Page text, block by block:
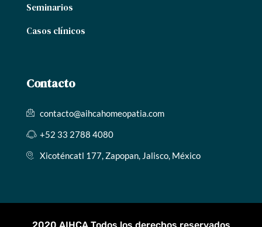
Seminarios
Casos clínicos
Contacto
contacto@aihcahomeopatia.com
+52 33 2788 4080
Xicoténcatl 177, Zapopan, Jalisco, México
2020 AIHCA Todos los derechos reservados